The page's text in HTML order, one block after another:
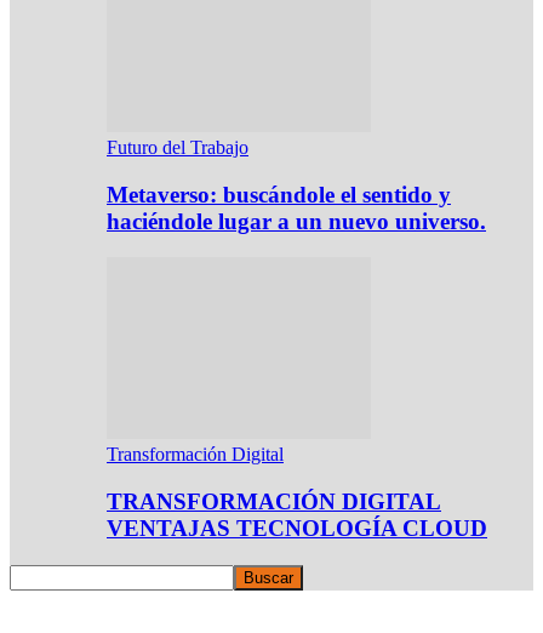
Futuro del Trabajo
Metaverso: buscándole el sentido y
haciéndole lugar a un nuevo universo.
Transformación Digital
TRANSFORMACIÓN DIGITAL
VENTAJAS TECNOLOGÍA CLOUD